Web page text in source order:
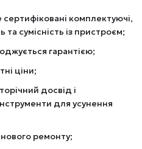
комплектуючі,
та сумісність із пристроєм;
гарантією;
ціни;
досвід і
для усунення
ремонту;